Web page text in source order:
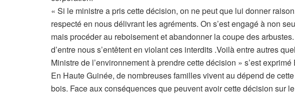
« Si le ministre a pris cette décision, on ne peut que lui donner
respecté en nous délivrant les agréments. On s’est engagé à non
mais procéder au reboisement et abandonner la coupe des
d’entre nous s’entêtent en violant ces interdits .Voilà entre autres
Ministre de l’environnement à prendre cette décision » s’est
En Haute Guinée, de nombreuses familles vivent au dépend de
bois. Face aux conséquences que peuvent avoir cette décision sur